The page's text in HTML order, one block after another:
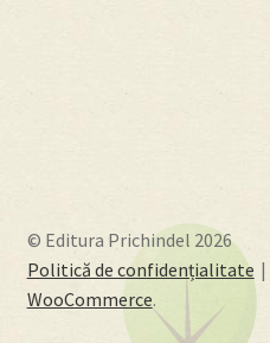
© Editura Prichindel 2026
Politică de confidențialitate
WooCommerce.